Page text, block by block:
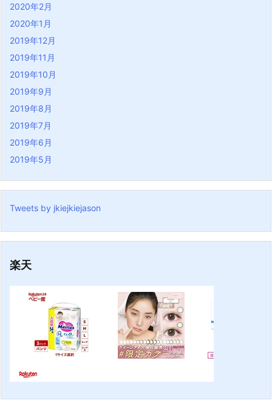
2020年2月
2020年1月
2019年12月
2019年11月
2019年10月
2019年9月
2019年8月
2019年7月
2019年6月
2019年5月
Tweets by jkiejkiejason
楽天